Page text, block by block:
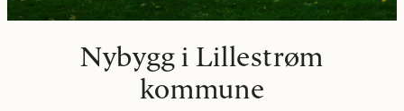
Nybygg i Lillestrøm
kommune